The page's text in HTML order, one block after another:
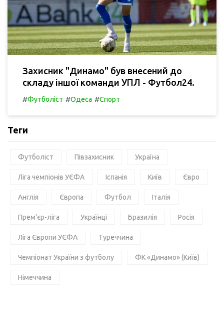
Захисник "Динамо" був внесений до
складу іншої команди УПЛ - Футбол24.
#Футболіст #Одеса #Спорт
Теги
Футболіст Півзахисник Україна
Ліга чемпіонів УЄФА Іспанія Київ Євро
Англія Європа Футбол Італія
Прем'єр-ліга Українці Бразилія Росія
Ліга Європи УЄФА Туреччина
Чемпіонат України з футболу ФК «Динамо» (Київ)
Німеччина